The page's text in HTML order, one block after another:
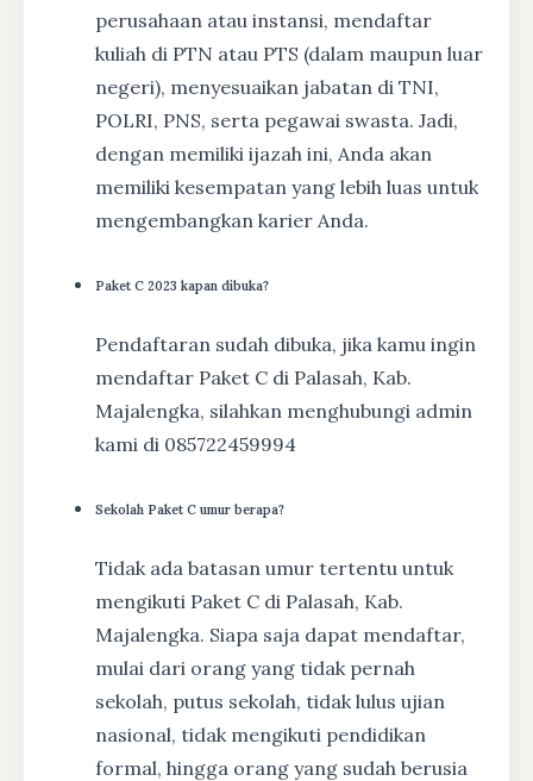
perusahaan atau instansi, mendaftar
kuliah di PTN atau PTS (dalam maupun luar
negeri), menyesuaikan jabatan di TNI,
POLRI, PNS, serta pegawai swasta. Jadi,
dengan memiliki ijazah ini, Anda akan
memiliki kesempatan yang lebih luas untuk
mengembangkan karier Anda.
Paket C 2023 kapan dibuka?
Pendaftaran sudah dibuka, jika kamu ingin
mendaftar Paket C di Palasah, Kab.
Majalengka, silahkan menghubungi admin
kami di 085722459994
Sekolah Paket C umur berapa?
Tidak ada batasan umur tertentu untuk
mengikuti Paket C di Palasah, Kab.
Majalengka. Siapa saja dapat mendaftar,
mulai dari orang yang tidak pernah
sekolah, putus sekolah, tidak lulus ujian
nasional, tidak mengikuti pendidikan
formal, hingga orang yang sudah berusia